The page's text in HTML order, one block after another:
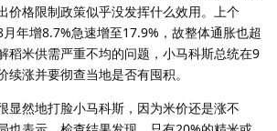
价格限制政策似乎没发挥什么效用。上个
年增8.7%急速增至17.9%，故整体通胀也超
稻米供需严重不均的问题，小马科斯总统在9
续涨并要彻查当地是否有囤积。
显然地打脸小马科斯，因为米价还是涨不